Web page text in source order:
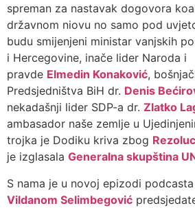
spreman za nastavak dogovora
državnom niovu no samo pod
budu smijenjeni ministar vanjskih
i Hercegovine, inače lider Naroda i
pravde Elmedin Konaković,
Predsjedništva BiH dr. Denis
nekadašnji lider SDP-a dr. Zlatko
ambasador naše zemlje u
trojka je Dodiku kriva zbog
je izglasala Generalna skupština
S nama je u novoj epizodi podcasta
Vildanom Selimbegović